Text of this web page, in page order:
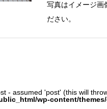
写真はイメージ画
ださい。
- assumed 'post' (this will
wp-content/